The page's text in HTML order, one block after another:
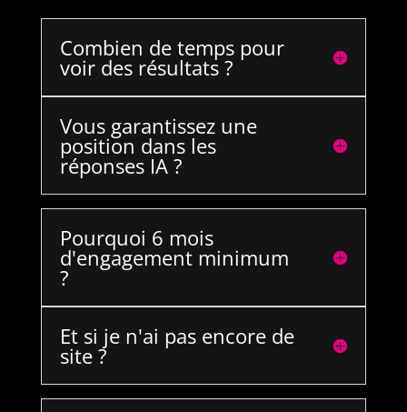
Combien de temps pour
voir des résultats ?
Vous garantissez une
position dans les
réponses IA ?
Pourquoi 6 mois
d'engagement minimum
?
Et si je n'ai pas encore de
site ?